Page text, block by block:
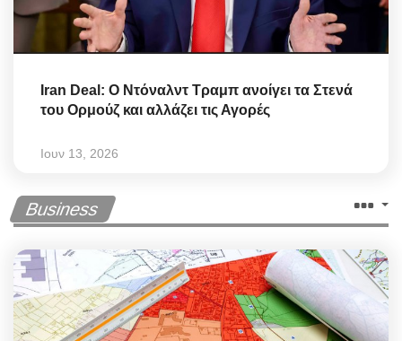
Iran Deal: Ο Ντόναλντ Τραμπ ανοίγει τα Στενά
του Ορμούζ και αλλάζει τις Αγορές
Ιουν 13, 2026
Business